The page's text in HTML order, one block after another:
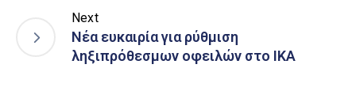
Next
Νέα ευκαιρία για ρύθμιση
ληξιπρόθεσμων οφειλών στο ΙΚΑ